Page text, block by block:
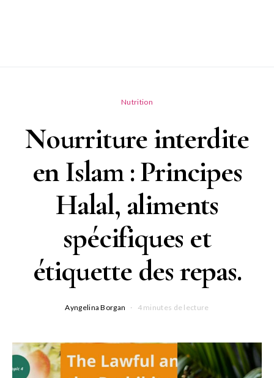
Nutrition
Nourriture interdite
en Islam : Principes
Halal, aliments
spécifiques et
étiquette des repas.
Ayngelina Borgan 4 minutes de lecture